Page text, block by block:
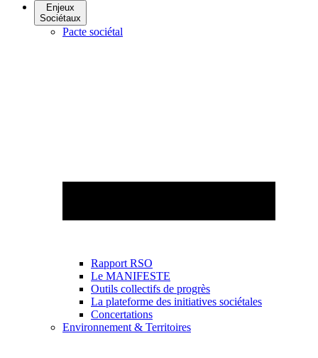
Enjeux
Sociétaux
Pacte sociétal
Rapport RSO
Le MANIFESTE
Outils collectifs de progrès
La plateforme des initiatives sociétales
Concertations
Environnement & Territoires